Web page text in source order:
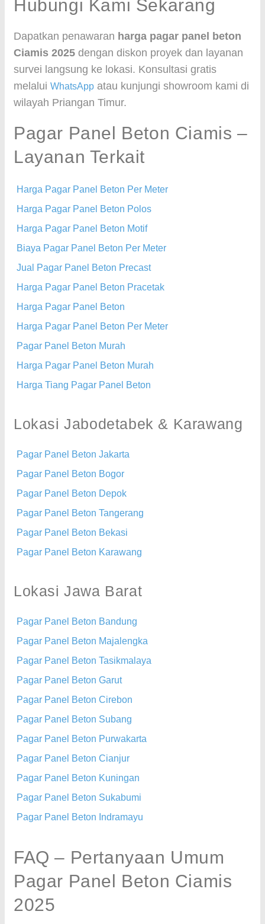
Hubungi Kami Sekarang
Dapatkan penawaran harga pagar panel beton
Ciamis 2025 dengan diskon proyek dan layanan
survei langsung ke lokasi. Konsultasi gratis
melalui WhatsApp atau kunjungi showroom kami di
wilayah Priangan Timur.
Pagar Panel Beton Ciamis –
Layanan Terkait
Harga Pagar Panel Beton Per Meter
Harga Pagar Panel Beton Polos
Harga Pagar Panel Beton Motif
Biaya Pagar Panel Beton Per Meter
Jual Pagar Panel Beton Precast
Harga Pagar Panel Beton Pracetak
Harga Pagar Panel Beton
Harga Pagar Panel Beton Per Meter
Pagar Panel Beton Murah
Harga Pagar Panel Beton Murah
Harga Tiang Pagar Panel Beton
Lokasi Jabodetabek & Karawang
Pagar Panel Beton Jakarta
Pagar Panel Beton Bogor
Pagar Panel Beton Depok
Pagar Panel Beton Tangerang
Pagar Panel Beton Bekasi
Pagar Panel Beton Karawang
Lokasi Jawa Barat
Pagar Panel Beton Bandung
Pagar Panel Beton Majalengka
Pagar Panel Beton Tasikmalaya
Pagar Panel Beton Garut
Pagar Panel Beton Cirebon
Pagar Panel Beton Subang
Pagar Panel Beton Purwakarta
Pagar Panel Beton Cianjur
Pagar Panel Beton Kuningan
Pagar Panel Beton Sukabumi
Pagar Panel Beton Indramayu
FAQ – Pertanyaan Umum
Pagar Panel Beton Ciamis
2025